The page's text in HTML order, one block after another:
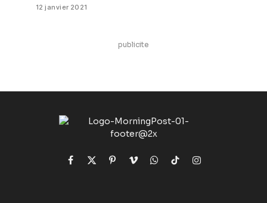
12 janvier 2021
publicite
Facebook
X
Pinterest
VimeoWhatsApp
TikTokInstagram